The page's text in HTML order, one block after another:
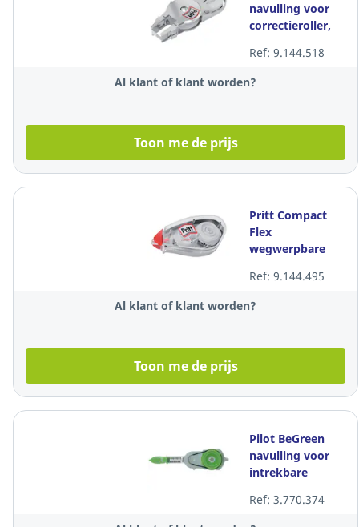
navulling voor
correctieroller,
per stuk
Ref: 9.144.518
Al klant of klant worden?
Toon me de prijs
Pritt Compact
Flex
wegwerpbare
mm x 10 m, per
stuk
Ref: 9.144.495
Al klant of klant worden?
Toon me de prijs
Pilot BeGreen
navulling voor
intrekbare
mm x 6 m, per
stuk
Ref: 3.770.374